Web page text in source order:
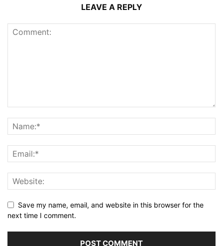
LEAVE A REPLY
Save my name, email, and website in this browser for the
next time I comment.